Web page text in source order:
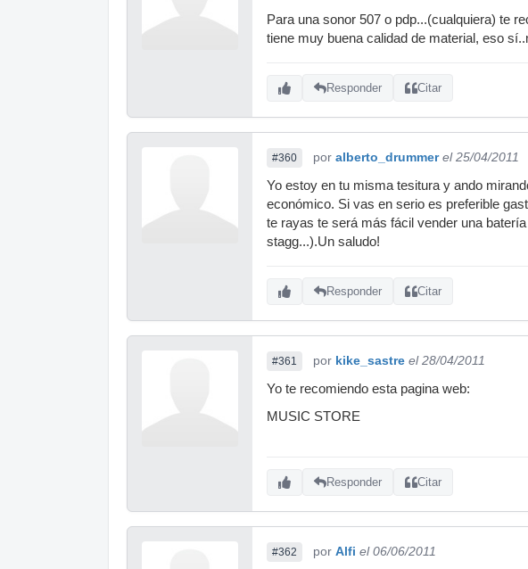
Para una sonor 507 o pdp...(cualquiera) te
tiene muy buena calidad de material, eso
Responder Citar
#360 por alberto_drummer el 25/04/2011
Yo estoy en tu misma tesitura y ando
económico. Si vas en serio es preferible
te rayas te será más fácil vender una
stagg...).Un saludo!
Responder Citar
#361 por kike_sastre el 28/04/2011
Yo te recomiendo esta pagina web:
MUSIC STORE
Responder Citar
#362 por Alfi el 06/06/2011